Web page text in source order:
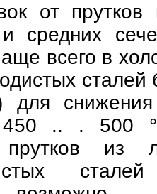
от прутков
средних
всего в
снижения
450 .. . 500
прутков из